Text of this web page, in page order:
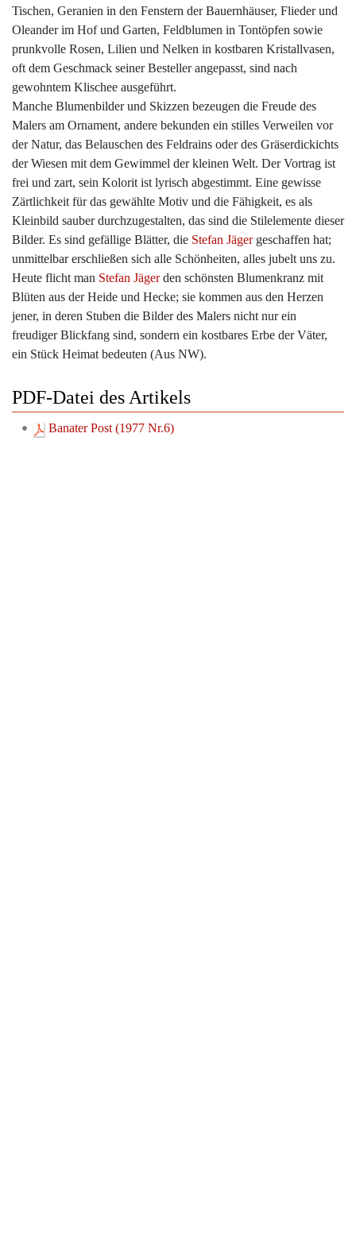
Tischen, Geranien in den Fenstern der Bauernhäuser, Flieder und
Oleander im Hof und Garten, Feldblumen in Tontöpfen sowie
prunkvolle Rosen, Lilien und Nelken in kostbaren Kristallvasen,
oft dem Geschmack seiner Besteller angepasst, sind nach
gewohntem Klischee ausgeführt.
Manche Blumenbilder und Skizzen bezeugen die Freude des
Malers am Ornament, andere bekunden ein stilles Verweilen vor
der Natur, das Belauschen des Feldrains oder des Gräserdickichts
der Wiesen mit dem Gewimmel der kleinen Welt. Der Vortrag ist
frei und zart, sein Kolorit ist lyrisch abgestimmt. Eine gewisse
Zärtlichkeit für das gewählte Motiv und die Fähigkeit, es als
Kleinbild sauber durchzugestalten, das sind die Stilelemente dieser
Bilder. Es sind gefällige Blätter, die Stefan Jägergeschaffen hat;
unmittelbar erschließen sich alle Schönheiten, alles jubelt uns zu.
Heute flicht man Stefan Jägerden schönsten Blumenkranz mit
Blüten aus der Heide und Hecke; sie kommen aus den Herzen
jener, in deren Stuben die Bilder des Malers nicht nur ein
freudiger Blickfang sind, sondern ein kostbares Erbe der Väter,
ein Stück Heimat bedeuten (Aus NW).
PDF-Datei des Artikels
Banater Post (1977 Nr.6)